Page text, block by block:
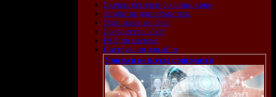
Скачать бесплатно клипы, кино
Заработок для вебмастера
Официальный блог
Сообщество uCoz
FAQ по системе
Инструкции для uCoz
Учиться не всегда пригодится